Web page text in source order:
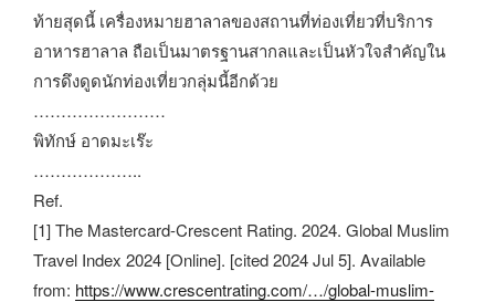
ท้ายสุดนี้ เครื่องหมายฮาลาลของสถานที่ท่องเที่ยวที่บริการ
อาหารฮาลาล ถือเป็นมาตรฐานสากลและเป็นหัวใจสำคัญใน
การดึงดูดนักท่องเที่ยวกลุ่มนี้อีกด้วย
……………………
พิทักษ์ อาดมะเร๊ะ
………………..
Ref.
[1] The Mastercard-Crescent Rating. 2024. Global Muslim
Travel Index 2024 [Online]. [cited 2024 Jul 5]. Available
from: https://www.crescentrating.com/…/global-muslim-